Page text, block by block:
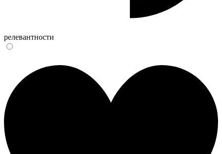
релевантности